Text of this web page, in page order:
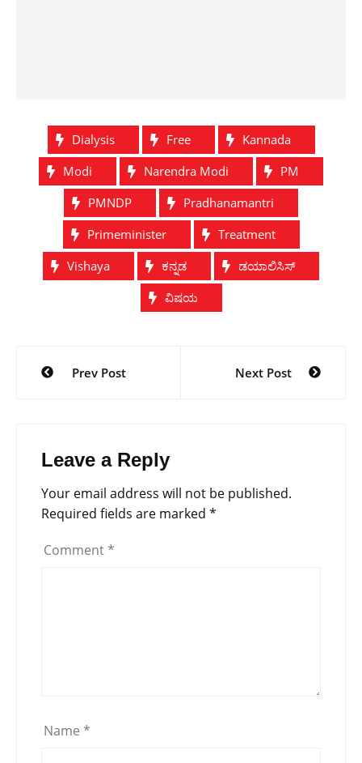
Dialysis Free
Kannada
Modi
Narendra Modi
PM
PMNDP
Pradhanamantri
Primeminister
Treatment
Vishaya
ಕನ್ನಡ
ಡಯಾಲಿಸಿಸ್
ವಿಷಯ
navigation
Prev Post Next Post
Leave a Reply
Your email address will not be published.
Required fields are marked *
Comment *
Name *